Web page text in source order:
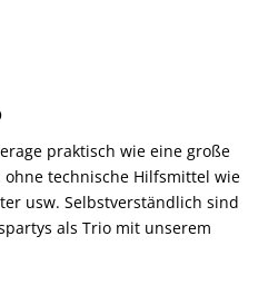
usw. Selbstverständlich sind
als Trio mit unserem
Geburtstagsfeiern lautet: